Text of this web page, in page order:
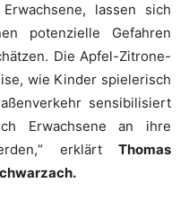
lassen sich
potenzielle Gefahren
Die Apfel-Zitrone-
wie Kinder spielerisch
sensibilisiert
Erwachsene an ihre
erklärt Thomas